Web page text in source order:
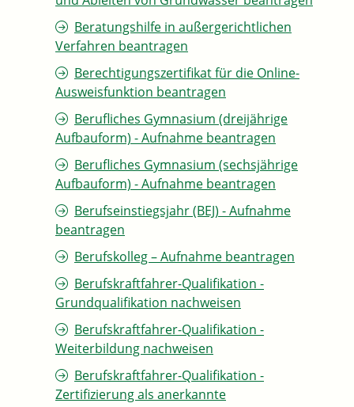
Beratungshilfe in außergerichtlichen
Verfahren beantragen
Berechtigungszertifikat für die Online-
Ausweisfunktion beantragen
Berufliches Gymnasium (dreijährige
Aufbauform) - Aufnahme beantragen
Berufliches Gymnasium (sechsjährige
Aufbauform) - Aufnahme beantragen
Berufseinstiegsjahr (BEJ) - Aufnahme
beantragen
Berufskolleg – Aufnahme beantragen
Berufskraftfahrer-Qualifikation -
Grundqualifikation nachweisen
Berufskraftfahrer-Qualifikation -
Weiterbildung nachweisen
Berufskraftfahrer-Qualifikation -
Zertifizierung als anerkannte